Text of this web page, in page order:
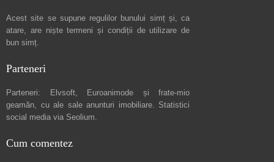
Acest site se supune regulilor bunului simț și, ca
atare, are niștetermeni și condiții de utilizare de
bun simț.
Parteneri
Parteneri: Elvsoft, Euroanimode și frate-mio
geamăn, cu ale sale anunturi imobiliare. Statistici
social media via Seolium.
Cum comentez